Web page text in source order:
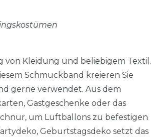
von Kleidung und beliebigem Textil.
Schmuckband kreieren Sie
gerne verwendet. Aus dem
Gastgeschenke oder das
um Luftballons zu befestigen
Geburtstagsdeko setzt das